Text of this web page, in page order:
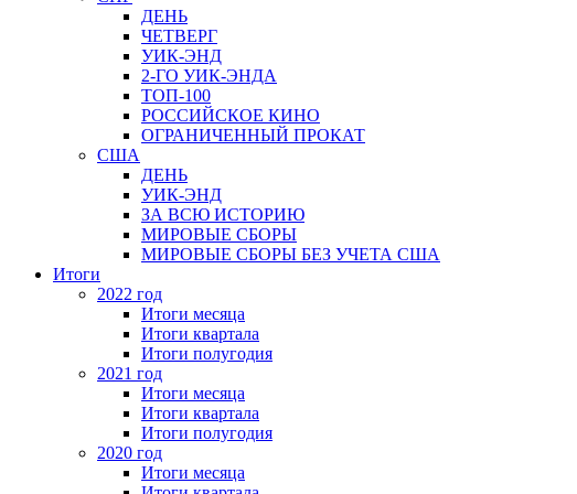
ДЕНЬ
ЧЕТВЕРГ
УИК-ЭНД
2-ГО УИК-ЭНДА
ТОП-100
РОССИЙСКОЕ КИНО
ОГРАНИЧЕННЫЙ ПРОКАТ
США
ДЕНЬ
УИК-ЭНД
ЗА ВСЮ ИСТОРИЮ
МИРОВЫЕ СБОРЫ
МИРОВЫЕ СБОРЫ БЕЗ УЧЕТА США
Итоги
2022 год
Итоги месяца
Итоги квартала
Итоги полугодия
2021 год
Итоги месяца
Итоги квартала
Итоги полугодия
2020 год
Итоги месяца